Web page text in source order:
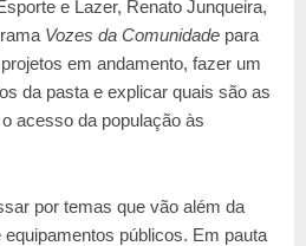
e Lazer, Renato Junqueira,
Vozes da Comunidade para
em andamento, fazer um
da pasta e explicar quais são as
acesso da população às
por temas que vão além da
públicos. Em pauta